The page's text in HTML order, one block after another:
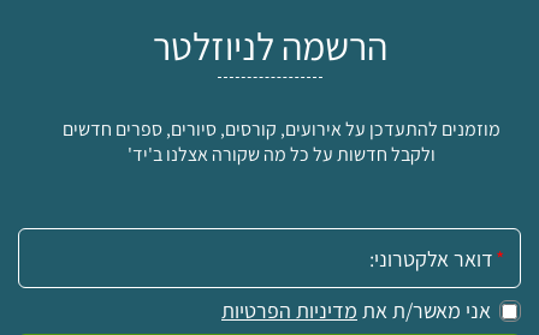
הרשמה לניוזלטר
מוזמנים להתעדכן על אירועים, קורסים, סיורים, ספרים חדשים
ולקבל חדשות על כל מה שקורה אצלנו ב'יד'
אימייל:
אני מאשר/ת את מדיניות הפרטיות